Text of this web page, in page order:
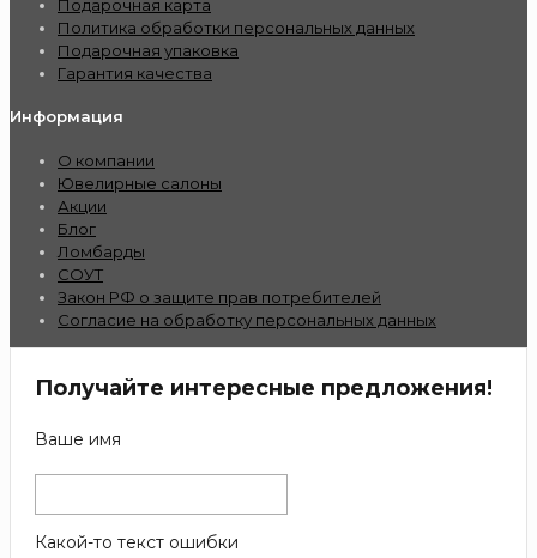
Подарочная карта
Политика обработки персональных данных
Подарочная упаковка
Гарантия качества
Информация
О компании
Ювелирные салоны
Акции
Блог
Ломбарды
СОУТ
Закон РФ о защите прав потребителей
Согласие на обработку персональных данных
Получайте интересные предложения!
Ваше имя
Какой-то текст ошибки